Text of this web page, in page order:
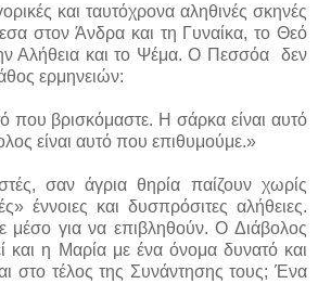
και ταυτόχρονα αληθινές σκηνές
στον Άνδρα και τη Γυναίκα, το Θεό
Αλήθεια και το Ψέμα. Ο Πεσσόα δεν
ερμηνειών:
που βρισκόμαστε. Η σάρκα είναι αυτό
είναι αυτό που επιθυμούμε.»
σαν άγρια θηρία παίζουν χωρίς
έννοιες και δυσπρόσιτες αλήθειες.
μέσο για να επιβληθούν. Ο Διάβολος
και η Μαρία με ένα όνομα δυνατό και
στο τέλος της Συνάντησης τους; Ένα